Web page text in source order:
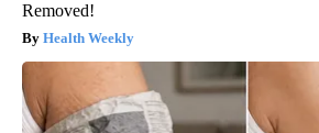
Removed!
Health Weekly